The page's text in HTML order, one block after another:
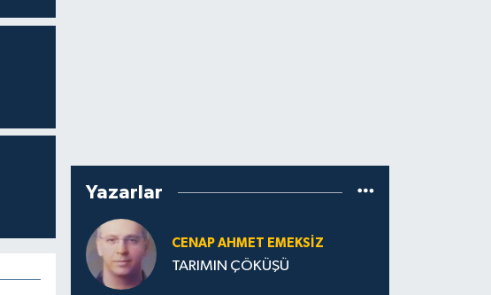
Yazarlar
CENAP AHMET EMEKSİZ
TARIMIN ÇÖKÜŞÜ